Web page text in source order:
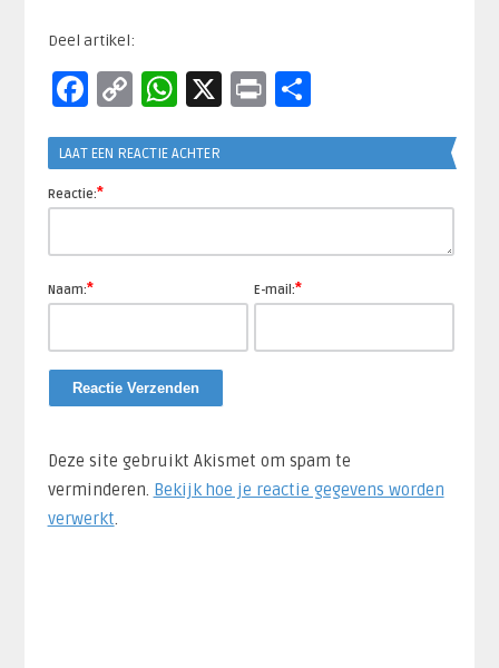
Deel artikel:
Facebook
CopyWhatsApp
X PrintDelen
LAAT EEN REACTIE ACHTER
Reactie:*
Naam:* E-mail:*
Deze site gebruikt Akismet om spam te
verminderen. Bekijk hoe je reactie gegevens worden
verwerkt.